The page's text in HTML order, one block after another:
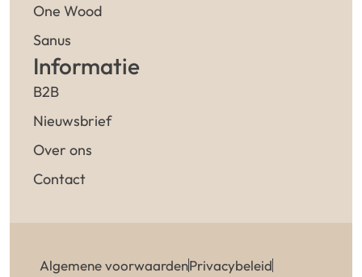
One Wood
Sanus
Informatie
B2B
Nieuwsbrief
Over ons
Contact
Algemene voorwaardenPrivacybeleid